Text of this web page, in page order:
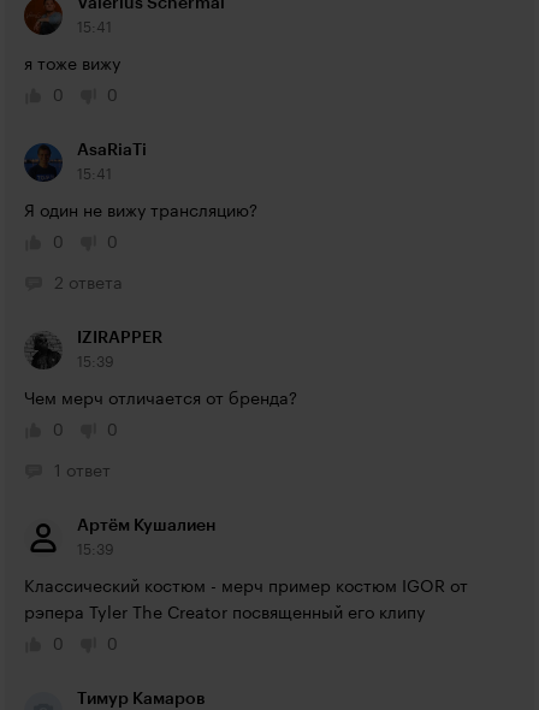
Valerius Schermal
15:41
я тоже вижу
0
0
AsaRiaTi
15:41
Я один не вижу трансляцию?
0
0
2 ответа
IZIRAPPER
15:39
Чем мерч отличается от бренда?
0
0
1 ответ
Артём Кушалиен
15:39
Классический костюм - мерч пример костюм IGOR от
рэпера Tyler The Creator посвященный его клипу
0
0
Тимур Камаров